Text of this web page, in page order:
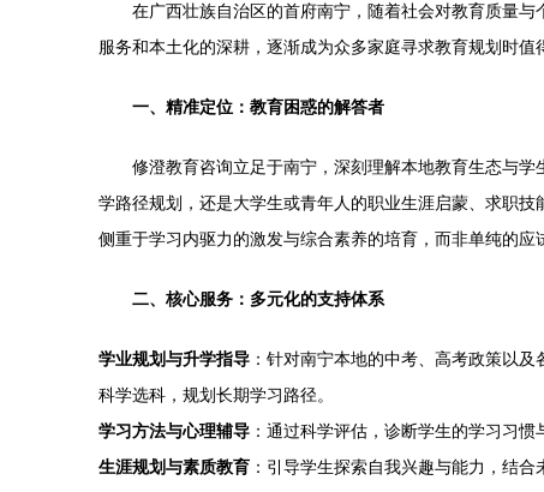
在广西壮族自治区的首府南宁，随着社会对教育质量
服务和本土化的深耕，逐渐成为众多家庭寻求教育规划时值
一、精准定位：教育困惑的解答者
修澄教育咨询立足于南宁，深刻理解本地教育生态与
学路径规划，还是大学生或青年人的职业生涯启蒙、求职
侧重于学习内驱力的激发与综合素养的培育，而非单纯的应
二、核心服务：多元化的支持体系
学业规划与升学指导 ：针对南宁本地的中考、高考政策以
科学选科，规划长期学习路径。
学习方法与心理辅导 ：通过科学评估，诊断学生的学习习
生涯规划与素质教育 ：引导学生探索自我兴趣与能力，结